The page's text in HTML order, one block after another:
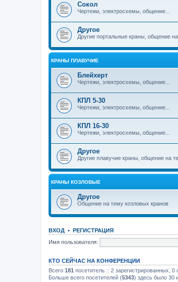
Сокол
Чертежи, электросхемы, общение...
Другое
Другие портальные краны, общение
КРАНЫ ПЛАВУЧИЕ
Блейхерт
Чертежи, электросхемы, общение...
КПЛ 5-30
Чертежи, электросхемы, общение...
КПЛ 16-30
Чертежи, электросхемы, общение...
Другое
Другие плавучие краны, общение на
КРАНЫ КОЗЛОВЫЕ
Другое
Общение на тему козловых кранов
ВХОД • РЕГИСТРАЦИЯ
Имя пользователя:
КТО СЕЙЧАС НА КОНФЕРЕНЦИИ
Всего 181 посетитель :: 2 зарегистрированных,
Больше всего посетителей (5343) здесь было 30